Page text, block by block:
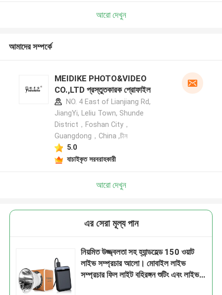
আরো দেখুন
আমাদের সম্পর্কে
MEIDIKE PHOTO&VIDEO
CO.,LTD প্রস্তুতকারক প্রোফাইল
NO. 4 East of Lianjiang Rd,
JiangYi, Leliu Town, Shunde
District，Foshan City，
Guangdong，China ,চীন
5.0
যাচাইকৃত সরবরাহকারী
আরো দেখুন
এর সেরা মূল্য পান
নিয়মিত উজ্জ্বলতা সহ হ্যান্ডহেল্ড 150 ওয়াট
লাইভ সম্প্রচার আলো। মোবাইল লাইভ
সম্প্রচার ফিল লাইট বহিরঙ্গন শুটিং এবং লাইভ